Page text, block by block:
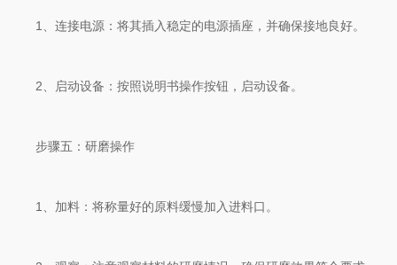
1、连接电源：将其插入稳定的电源插座，并确保接地良好。
2、启动设备：按照说明书操作按钮，启动设备。
步骤五：研磨操作
1、加料：将称量好的原料缓慢加入进料口。